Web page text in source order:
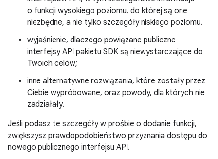
o funkcji wysokiego poziomu, do której są one
niezbędne, a nie tylko szczegóły niskiego poziomu.
wyjaśnienie, dlaczego powiązane publiczne
interfejsy API pakietu SDK są niewystarczające do
Twoich celów;
inne alternatywne rozwiązania, które zostały przez
Ciebie wypróbowane, oraz powody, dla których nie
zadziałały.
Jeśli podasz te szczegóły w prośbie o dodanie funkcji,
zwiększysz prawdopodobieństwo przyznania dostępu do
nowego publicznego interfejsu API.